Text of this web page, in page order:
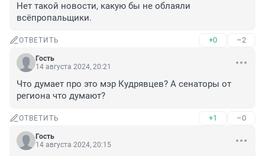
Нет такой новости, какую бы не облаяли
всёпропальщики.
ОТВЕТИТЬ +0 –2
Гость
14 августа 2024, 20:21
Что думает про это мэр Кудрявцев? А сенаторы от
региона что думают?
ОТВЕТИТЬ +1 –0
Гость
14 августа 2024, 20:15